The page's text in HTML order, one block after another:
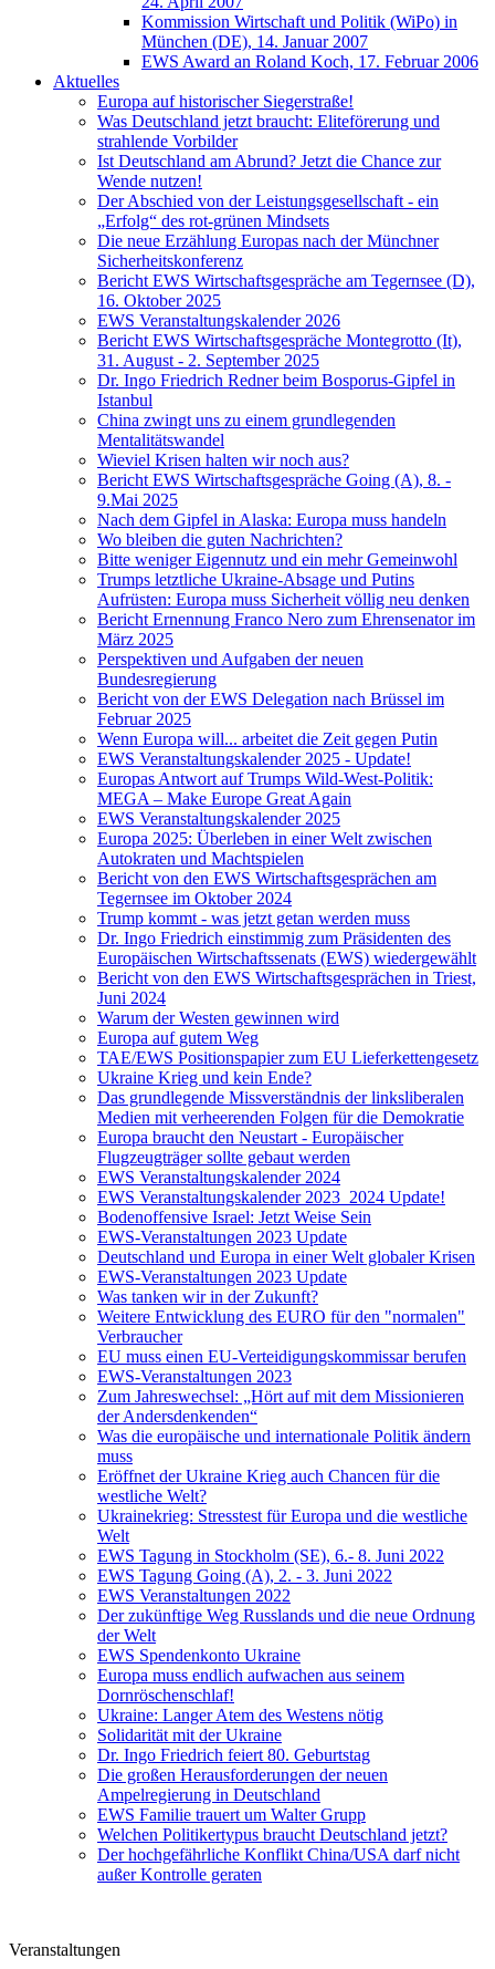
Kommission Wirtschaft und Politik (WiPo) in
München (DE), 14. Januar 2007
EWS Award an Roland Koch, 17. Februar 2006
Aktuelles
Europa auf historischer Siegerstraße!
Was Deutschland jetzt braucht: Eliteförerung und
strahlende Vorbilder
Ist Deutschland am Abrund? Jetzt die Chance zur
Wende nutzen!
Der Abschied von der Leistungsgesellschaft - ein
„Erfolg“ des rot-grünen Mindsets
Die neue Erzählung Europas nach der Münchner
Sicherheitskonferenz
Bericht EWS Wirtschaftsgespräche am Tegernsee (D),
16. Oktober 2025
EWS Veranstaltungskalender 2026
Bericht EWS Wirtschaftsgespräche Montegrotto (It),
31. August - 2. September 2025
Dr. Ingo Friedrich Redner beim Bosporus-Gipfel in
Istanbul
China zwingt uns zu einem grundlegenden
Mentalitätswandel
Wieviel Krisen halten wir noch aus?
Bericht EWS Wirtschaftsgespräche Going (A), 8. -
9.Mai 2025
Nach dem Gipfel in Alaska: Europa muss handeln
Wo bleiben die guten Nachrichten?
Bitte weniger Eigennutz und ein mehr Gemeinwohl
Trumps letztliche Ukraine-Absage und Putins
Aufrüsten: Europa muss Sicherheit völlig neu denken
Bericht Ernennung Franco Nero zum Ehrensenator im
März 2025
Perspektiven und Aufgaben der neuen
Bundesregierung
Bericht von der EWS Delegation nach Brüssel im
Februar 2025
Wenn Europa will... arbeitet die Zeit gegen Putin
EWS Veranstaltungskalender 2025 - Update!
Europas Antwort auf Trumps Wild-West-Politik:
MEGA – Make Europe Great Again
EWS Veranstaltungskalender 2025
Europa 2025: Überleben in einer Welt zwischen
Autokraten und Machtspielen
Bericht von den EWS Wirtschaftsgesprächen am
Tegernsee im Oktober 2024
Trump kommt - was jetzt getan werden muss
Dr. Ingo Friedrich einstimmig zum Präsidenten des
Europäischen Wirtschaftssenats (EWS) wiedergewählt
Bericht von den EWS Wirtschaftsgesprächen in Triest,
Juni 2024
Warum der Westen gewinnen wird
Europa auf gutem Weg
TAE/EWS Positionspapier zum EU Lieferkettengesetz
Ukraine Krieg und kein Ende?
Das grundlegende Missverständnis der linksliberalen
Medien mit verheerenden Folgen für die Demokratie
Europa braucht den Neustart - Europäischer
Flugzeugträger sollte gebaut werden
EWS Veranstaltungskalender 2024
EWS Veranstaltungskalender 2023_2024 Update!
Bodenoffensive Israel: Jetzt Weise Sein
EWS-Veranstaltungen 2023 Update
Deutschland und Europa in einer Welt globaler Krisen
EWS-Veranstaltungen 2023 Update
Was tanken wir in der Zukunft?
Weitere Entwicklung des EURO für den "normalen"
Verbraucher
EU muss einen EU-Verteidigungskommissar berufen
EWS-Veranstaltungen 2023
Zum Jahreswechsel: „Hört auf mit dem Missionieren
der Andersdenkenden“
Was die europäische und internationale Politik ändern
muss
Eröffnet der Ukraine Krieg auch Chancen für die
westliche Welt?
Ukrainekrieg: Stresstest für Europa und die westliche
Welt
EWS Tagung in Stockholm (SE), 6.- 8. Juni 2022
EWS Tagung Going (A), 2. - 3. Juni 2022
EWS Veranstaltungen 2022
Der zukünftige Weg Russlands und die neue Ordnung
der Welt
EWS Spendenkonto Ukraine
Europa muss endlich aufwachen aus seinem
Dornröschenschlaf!
Ukraine: Langer Atem des Westens nötig
Solidarität mit der Ukraine
Dr. Ingo Friedrich feiert 80. Geburtstag
Die großen Herausforderungen der neuen
Ampelregierung in Deutschland
EWS Familie trauert um Walter Grupp
Welchen Politikertypus braucht Deutschland jetzt?
Der hochgefährliche Konflikt China/USA darf nicht
außer Kontrolle geraten
Veranstaltungen